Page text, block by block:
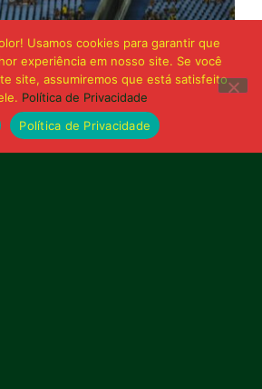
Usamos cookies para garantir que
experiência em nosso site. Se você
site, assumiremos que está satisfeito
Política de Privacidade
Política de Privacidade